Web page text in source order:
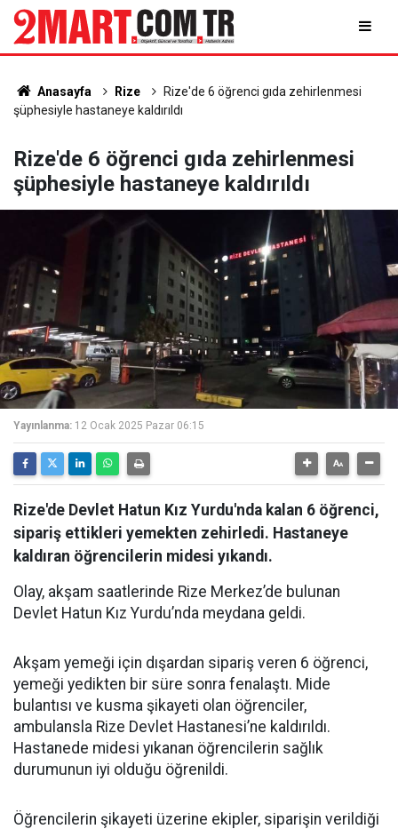
Anasayfa Rize
Rize'de 6 öğrenci gıda zehirlenmesi
şüphesiyle hastaneye kaldırıldı
Rize'de 6 öğrenci gıda zehirlenmesi
şüphesiyle hastaneye kaldırıldı
Yayınlanma: 12 Ocak 2025 Pazar 06:15
Rize'de Devlet Hatun Kız Yurdu'nda kalan 6 öğrenci,
sipariş ettikleri yemekten zehirledi. Hastaneye
kaldıran öğrencilerin midesi yıkandı.
Olay, akşam saatlerinde Rize Merkez’de bulunan
Devlet Hatun Kız Yurdu’nda meydana geldi.
Akşam yemeği için dışardan sipariş veren 6 öğrenci,
yemeği yedikten bir süre sonra fenalaştı. Mide
bulantısı ve kusma şikayeti olan öğrenciler,
ambulansla Rize Devlet Hastanesi’ne kaldırıldı.
Hastanede midesi yıkanan öğrencilerin sağlık
durumunun iyi olduğu öğrenildi.
Öğrencilerin şikayeti üzerine ekipler, siparişin verildiği